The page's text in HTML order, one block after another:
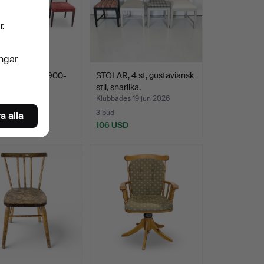
4 st. Trä, 1900-
STOLAR, 4 st, gustaviansk
stil, snarlika.
Klubbades 19 jun 2026
3 bud
106 USD
alla